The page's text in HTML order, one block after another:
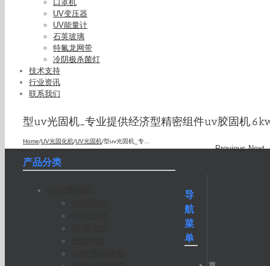
口罩机
UV变压器
UV能量计
石英玻璃
特氟龙网带
冷阴极杀菌灯
技术支持
行业资讯
联系我们
型uv光固机_专业提供经济型精密组件uv胶固机
Home/UV光固化机/UV光固机/型uv光固机_专业提供经济型精密组件uv胶固机.6kw-ii型uv
Previous Next
产品分类
导
航
菜
单